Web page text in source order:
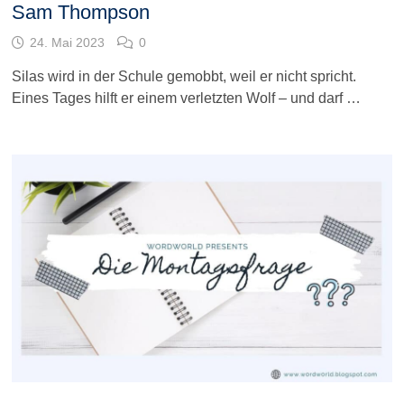
Sam Thompson
24. Mai 2023 0
Silas wird in der Schule gemobbt, weil er nicht spricht.
Eines Tages hilft er einem verletzten Wolf – und darf …